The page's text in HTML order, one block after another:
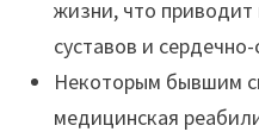
жизни, что приводит
суставов и
Некоторым бывшим
медицинская